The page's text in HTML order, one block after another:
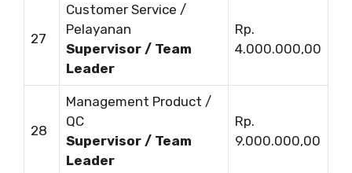
27
Customer Service /
Pelayanan
Supervisor / Team
Leader
Rp.
4.000.000,00
28
Management Product /
QC
Supervisor / Team
Leader
Rp.
9.000.000,00